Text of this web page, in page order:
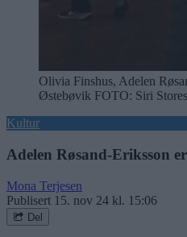
Olivia Finshus, Adelen
Østebøvik FOTO: Siri
Kultur
Adelen Røsand-Eriksson
Mona Terjesen
Publisert 15. nov 24 kl. 15:06
Del